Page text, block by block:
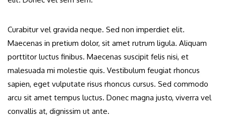
Curabitur vel gravida neque. Sed non imperdiet elit.
Maecenas in pretium dolor, sit amet rutrum ligula. Aliquam
porttitor luctus finibus. Maecenas suscipit felis nisi, et
malesuada mi molestie quis. Vestibulum feugiat rhoncus
sapien, eget vulputate risus rhoncus cursus. Sed commodo
arcu sit amet tempus luctus. Donec magna justo, viverra vel
convallis at, dignissim ut ante.